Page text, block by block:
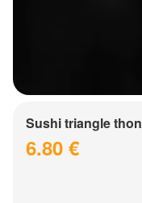
Sushi triangle thon
6.80 €